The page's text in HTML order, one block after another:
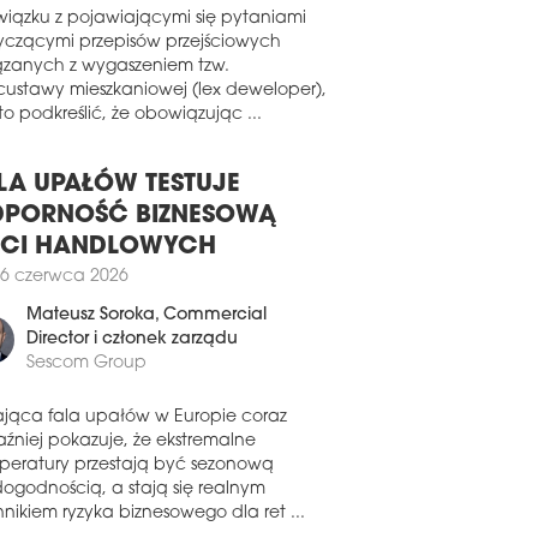
niż tradycyjny rok. Tym razem firmy,
i osoby indywidualne będą
za ich osiągnięcia na przestrzeni
20 miesięcy.
sierpnia 2022
nominacji do Eurobuild Awards 2022
Prawie 250 osób, firm i
zostało nominowanych w 25
a do jury zakwalifikowano
graczy rynkowych. W obu
– jak co roku mamy –
z najlepszych!
września 2021
LAUREACI 11. EDYCJI EUROBUILD
naprawdę “hard day’s night”!
poczekać na ten wieczór
z pojawiającymi się pytaniami
przepisów przejściowych
z wygaszeniem tzw.
mieszkaniowej (lex deweloper),
UPAŁÓW TESTUJE
BIZNESOWĄ
HANDLOWYCH
26 czerwca 2026
Mateusz Soroka, Commercial
Director i członek zarządu
fala upałów w Europie coraz
pokazuje, że ekstremalne
przestają być sezonową
a stają się realnym